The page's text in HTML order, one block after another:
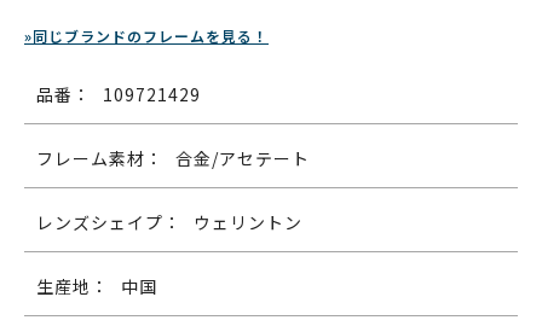
»同じブランドのフレームを見る！
品番： 109721429
フレーム素材： 合金/アセテート
レンズシェイプ： ウェリントン
生産地： 中国